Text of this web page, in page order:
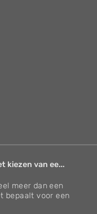
kiezen van ee...
meer dan een
bepaalt voor een